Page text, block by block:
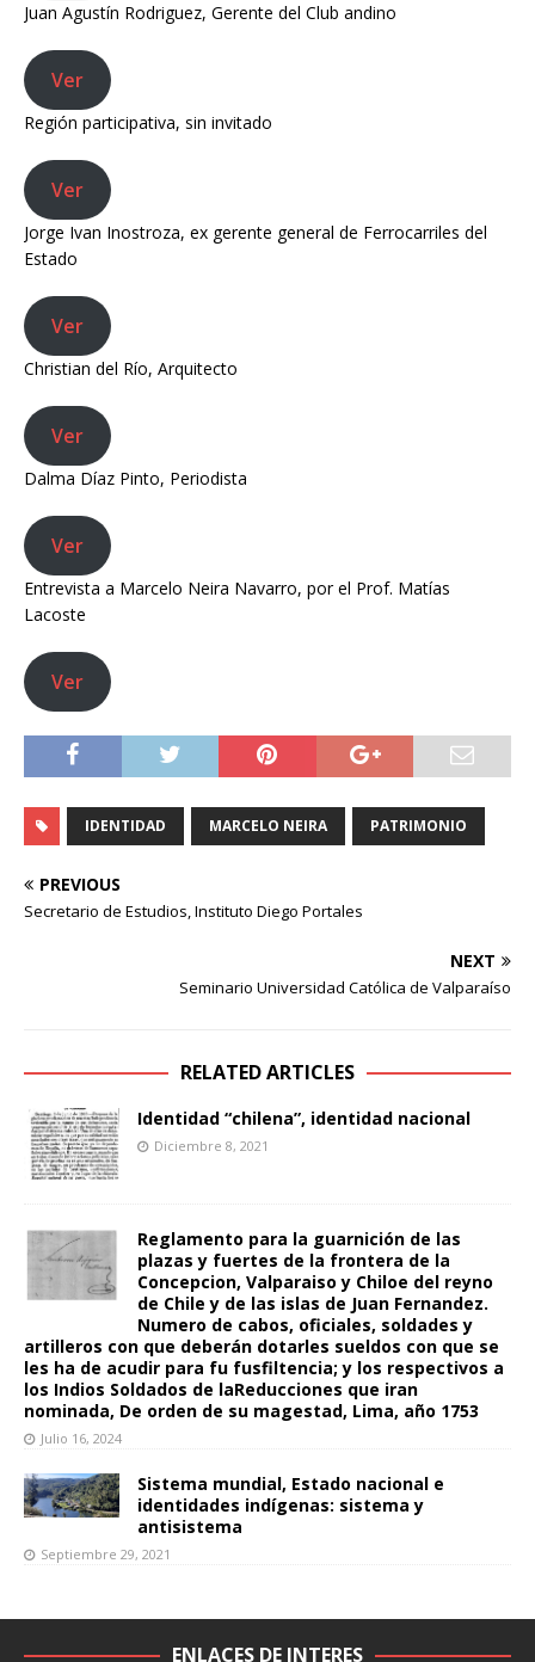
Juan Agustín Rodriguez, Gerente del Club andino
Ver
Región participativa, sin invitado
Ver
Jorge Ivan Inostroza, ex gerente general de Ferrocarriles del
Estado
Ver
Christian del Río, Arquitecto
Ver
Dalma Díaz Pinto, Periodista
Ver
Entrevista a Marcelo Neira Navarro, por el Prof. Matías
Lacoste
Ver
IDENTIDAD MARCELO NEIRA PATRIMONIO
PREVIOUS
Secretario de Estudios, Instituto Diego Portales
NEXT
Seminario Universidad Católica de Valparaíso
RELATED ARTICLES
Identidad “chilena”, identidad nacional
Diciembre 8, 2021
Reglamento para la guarnición de las
plazas y fuertes de la frontera de la
Concepcion, Valparaiso y Chiloe del reyno
de Chile y de las islas de Juan Fernandez.
Numero de cabos, oficiales, soldades y
artilleros con que deberán dotarles sueldos con que se
les ha de acudir para fu fusfiltencia; y los respectivos a
los Indios Soldados de laReducciones que iran
nominada, De orden de su magestad, Lima, año 1753
Julio 16, 2024
Sistema mundial, Estado nacional e
identidades indígenas: sistema y
antisistema
Septiembre 29, 2021
ENLACES DE INTERES